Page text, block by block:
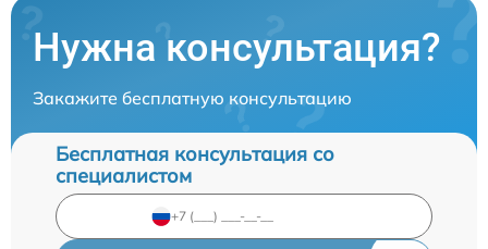
Нужна консультация?
Закажите бесплатную консультацию
Бесплатная консультация со
специалистом